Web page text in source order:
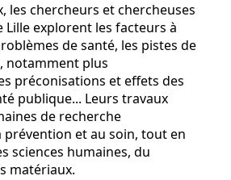
les chercheurs et chercheuses
Lille explorent les facteurs à
de santé, les pistes de
notamment plus
préconisations et effets des
publique... Leurs travaux
de recherche
prévention et au soin, tout en
sciences humaines, du
matériaux.